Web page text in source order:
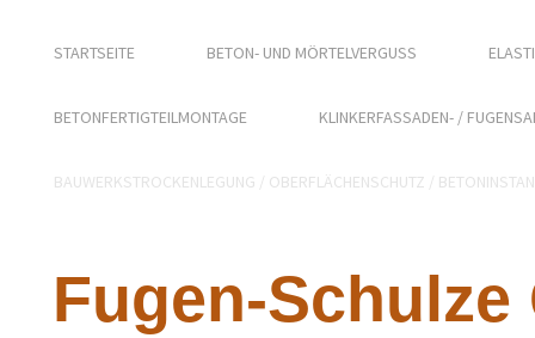
STARTSEITE BETON- UND MÖRTELVERGUSS
BETONFERTIGTEILMONTAGE KLINKERFASSADEN- /
BAUWERKSTROCKENLEGUNG / OBERFLÄCHENSCHUTZ /
Fugen-Schulze